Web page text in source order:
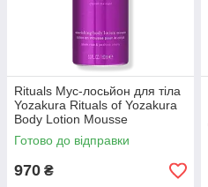
Rituals Мус-лосьйон для тіла
Yozakura Rituals of Yozakura
Body Lotion Mousse
Готово до відправки
970 ₴